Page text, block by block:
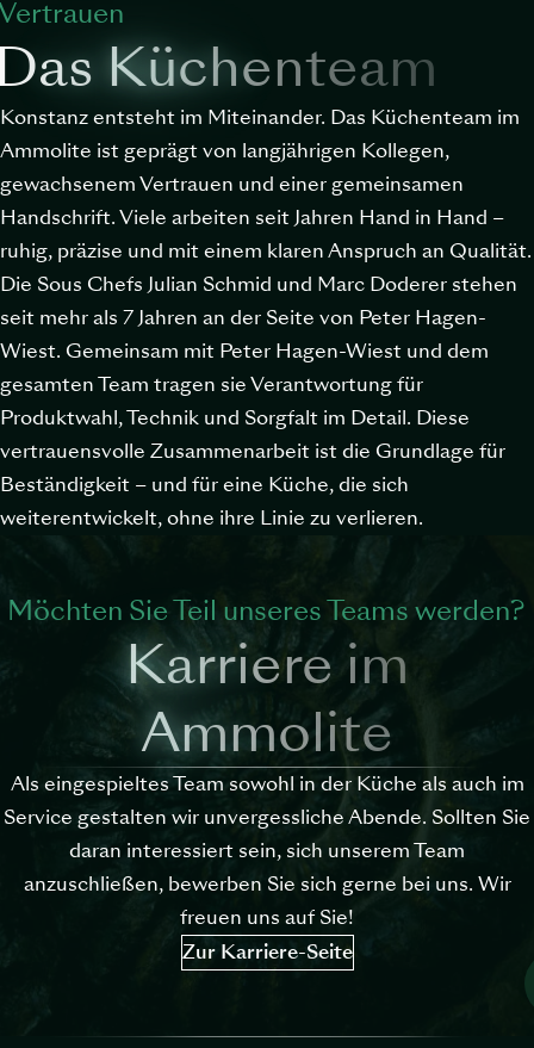
Küchenteam
Konstanz entsteht im Miteinander. Das Küchenteam im
Ammolite ist geprägt von langjährigen Kollegen,
gewachsenem Vertrauen und einer gemeinsamen
Handschrift. Viele arbeiten seit Jahren Hand in Hand –
ruhig, präzise und mit einem klaren Anspruch an Qualität.
Die Sous Chefs Julian Schmid und Marc Doderer stehen
seit mehr als 7 Jahren an der Seite von Peter Hagen-
Wiest. Gemeinsam mit Peter Hagen-Wiest und dem
gesamten Team tragen sie Verantwortung für
Produktwahl, Technik und Sorgfalt im Detail. Diese
vertrauensvolle Zusammenarbeit ist die Grundlage für
Beständigkeit – und für eine Küche, die sich
weiterentwickelt, ohne ihre Linie zu verlieren.
Möchten Sie Teil unseres Teams werden?
Karriere im
Ammolite
Als eingespieltes Team sowohl in der Küche als auch im
Service gestalten wir unvergessliche Abende. Sollten Sie
daran interessiert sein, sich unserem Team
anzuschließen, bewerben Sie sich gerne bei uns. Wir
freuen uns auf Sie!
Zur Karriere-Seite